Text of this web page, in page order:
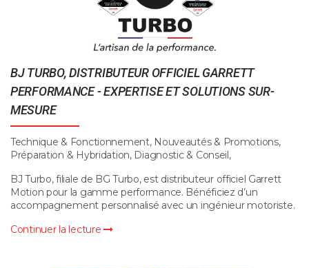
BJ TURBO, DISTRIBUTEUR OFFICIEL GARRETT
PERFORMANCE - EXPERTISE ET SOLUTIONS SUR-
MESURE
Technique & Fonctionnement, Nouveautés & Promotions,
Préparation & Hybridation, Diagnostic & Conseil,
BJ Turbo, filiale de BG Turbo, est distributeur officiel Garrett
Motion pour la gamme performance. Bénéficiez d’un
accompagnement personnalisé avec un ingénieur motoriste.
Continuer la lecture